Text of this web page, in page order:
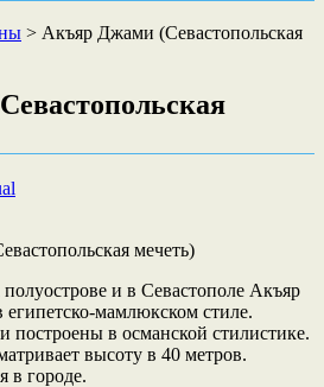
> Акъяр Джами (Севастопольская
и в Севастополе Акъяр
мамлюкском стиле.
построены в османской стилистике.
высоту в 40 метров.
в городе.